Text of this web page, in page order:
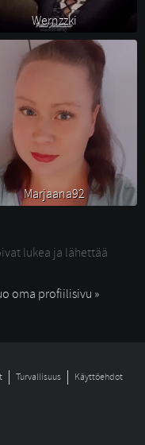
Wernzzki
Marjaana92
lukea ja lähettää
oma profiilisivu »
Turvallisuus
Käyttöehdot